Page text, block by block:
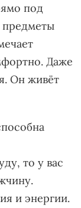
под
предметы
Даже
Он живёт
то у вас
и энергии.